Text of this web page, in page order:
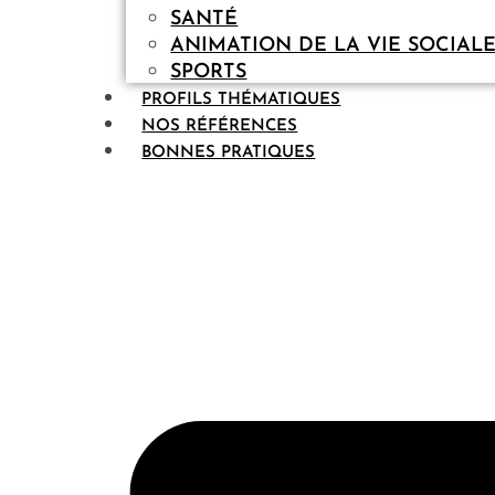
SANTÉ
ANIMATION DE LA VIE
SPORTS
PROFILS THÉMATIQUES
NOS RÉFÉRENCES
BONNES PRATIQUES